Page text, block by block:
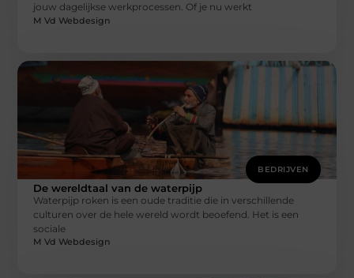
jouw dagelijkse werkprocessen. Of je nu werkt
M Vd Webdesign
BEDRIJVEN
De wereldtaal van de waterpijp
Waterpijp roken is een oude traditie die in verschillende
culturen over de hele wereld wordt beoefend. Het is een
sociale
M Vd Webdesign